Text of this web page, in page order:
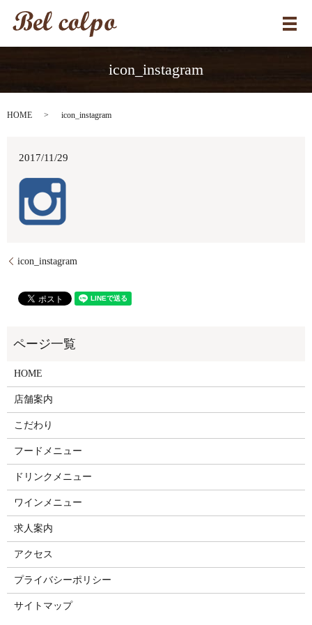
メ
icon_instagram
HOME icon_instagram
2017/11/29
icon_instagram
HOME
店舗案内
こだわり
フードメニュー
ドリンクメニュー
ワインメニュー
求人案内
アクセス
プライバシーポリシー
サイトマップ